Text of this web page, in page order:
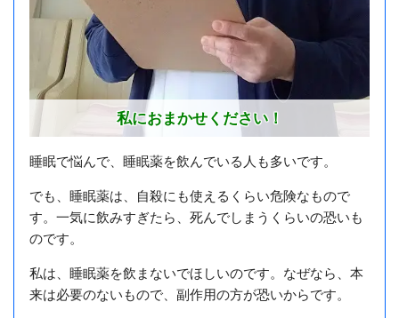
私におまかせください！
睡眠で悩んで、睡眠薬を飲んでいる人も多いです。
でも、睡眠薬は、自殺にも使えるくらい危険なもので
す。一気に飲みすぎたら、死んでしまうくらいの恐いも
のです。
私は、睡眠薬を飲まないでほしいのです。なぜなら、本
来は必要のないもので、副作用の方が恐いからです。